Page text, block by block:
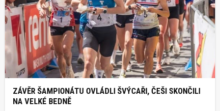
ZÁVĚR ŠAMPIONÁTU OVLÁDLI ŠVÝCAŘI, ČEŠI SKONČILI
NA VELKÉ BEDNĚ